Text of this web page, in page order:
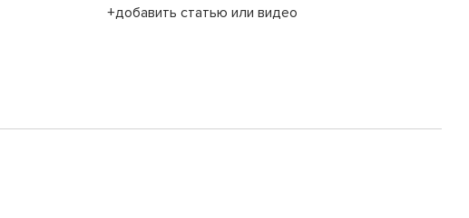
+добавить статью или видео